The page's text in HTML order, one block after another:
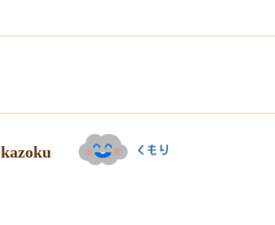
kazoku